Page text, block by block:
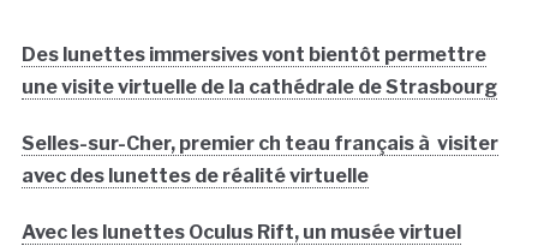
Des lunettes immersives vont bientôt permettre
une visite virtuelle de la cathédrale de Strasbourg
Selles-sur-Cher, premier ch teau français à visiter
avec des lunettes de réalité virtuelle
Avec les lunettes Oculus Rift, un musée virtuel